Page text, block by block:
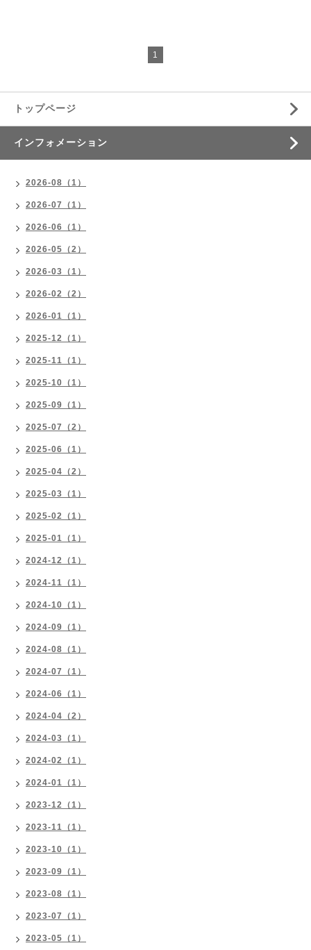
1
トップページ
インフォメーション
2026-08（1）
2026-07（1）
2026-06（1）
2026-05（2）
2026-03（1）
2026-02（2）
2026-01（1）
2025-12（1）
2025-11（1）
2025-10（1）
2025-09（1）
2025-07（2）
2025-06（1）
2025-04（2）
2025-03（1）
2025-02（1）
2025-01（1）
2024-12（1）
2024-11（1）
2024-10（1）
2024-09（1）
2024-08（1）
2024-07（1）
2024-06（1）
2024-04（2）
2024-03（1）
2024-02（1）
2024-01（1）
2023-12（1）
2023-11（1）
2023-10（1）
2023-09（1）
2023-08（1）
2023-07（1）
2023-05（1）